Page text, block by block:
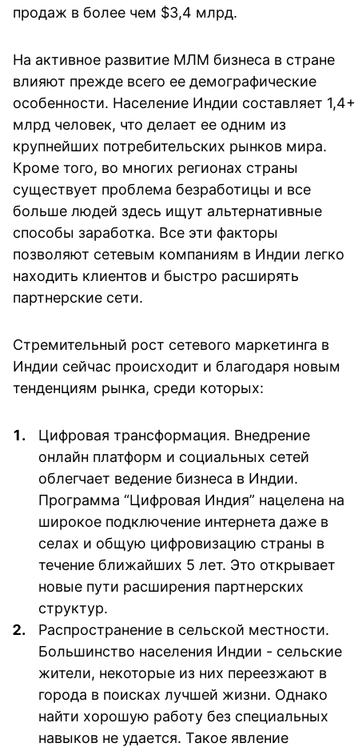
продаж в более чем $3,4 млрд.
На активное развитие МЛМ бизнеса в стране
влияют прежде всего ее демографические
особенности. Население Индии составляет 1,4+
млрд человек, что делает ее одним из
крупнейших потребительских рынков мира.
Кроме того, во многих регионах страны
существует проблема безработицы и все
больше людей здесь ищут альтернативные
способы заработка. Все эти факторы
позволяют сетевым компаниям в Индии легко
находить клиентов и быстро расширять
партнерские сети.
Стремительный рост сетевого маркетинга в
Индии сейчас происходит и благодаря новым
тенденциям рынка, среди которых:
Цифровая трансформация. Внедрение
онлайн платформ и социальных сетей
облегчает ведение бизнеса в Индии.
Программа “Цифровая Индия” нацелена на
широкое подключение интернета даже в
селах и общую цифровизацию страны в
течение ближайших 5 лет. Это открывает
новые пути расширения партнерских
структур.
Распространение в сельской местности.
Большинство населения Индии - сельские
жители, некоторые из них переезжают в
города в поисках лучшей жизни. Однако
найти хорошую работу без специальных
навыков не удается. Такое явление